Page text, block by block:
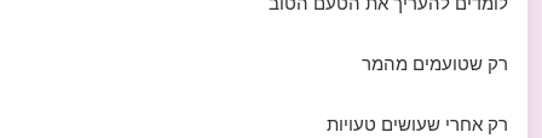
רק שטועמים מהמר
רק אחרי שעושים טעויות